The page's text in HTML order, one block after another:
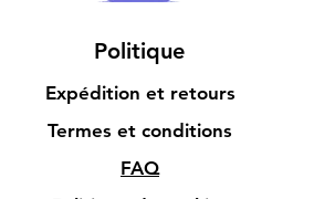
Politique
Expédition et retours
Termes et conditions
FAQ